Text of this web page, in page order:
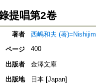
提唱第2卷
著者
西嶋和夫 (著
ページ
400
出版者
金澤文庫
出版地
日本 [Japan]